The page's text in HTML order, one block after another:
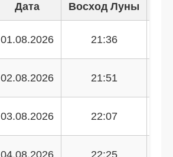
Дата Восход Луны
01.08.2026 21:36
02.08.2026 21:51
03.08.2026 22:07
04.08.2026 22:25